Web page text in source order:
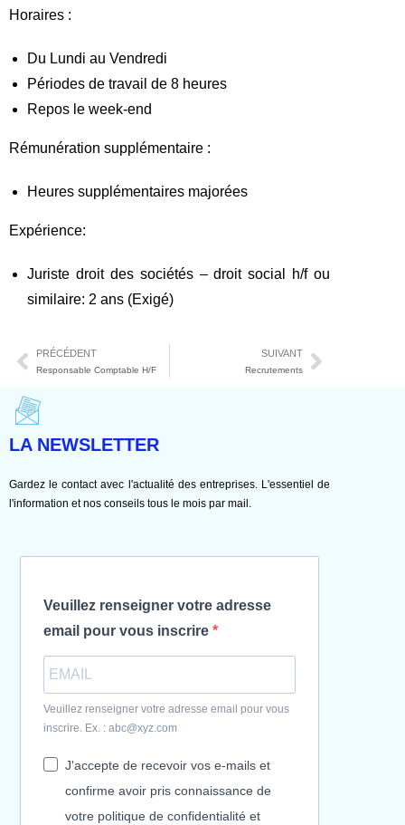
Horaires :
Du Lundi au Vendredi
Périodes de travail de 8 heures
Repos le week-end
Rémunération supplémentaire :
Heures supplémentaires majorées
Expérience:
Juriste droit des sociétés – droit social h/f ou
similaire: 2 ans (Exigé)
PRÉCÉDENT
Responsable Comptable H/F
SUIVANT
Recrutements
LA NEWSLETTER
Gardez le contact avec l'actualité des entreprises. L'essentiel de
l'information et nos conseils tous le mois par mail.
Veuillez renseigner votre adresse
email pour vous inscrire
Veuillez renseigner votre adresse email pour vous
inscrire. Ex. : abc@xyz.com
J'accepte de recevoir vos e-mails et
confirme avoir pris connaissance de
votre politique de confidentialité et